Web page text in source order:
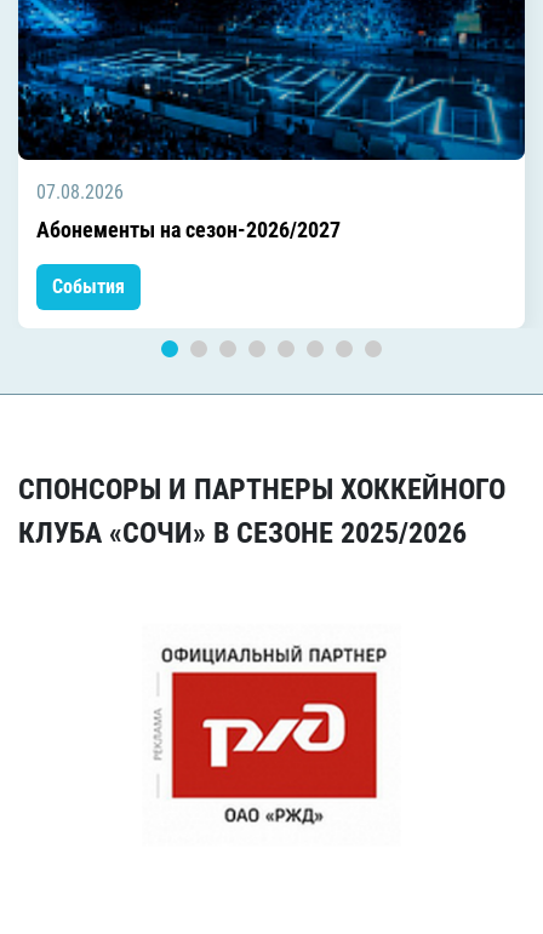
07.08.2026
Абонементы на сезон-2026/2027
События
СПОНСОРЫ И ПАРТНЕРЫ ХОККЕЙНОГО
КЛУБА «СОЧИ» В СЕЗОНЕ 2025/2026